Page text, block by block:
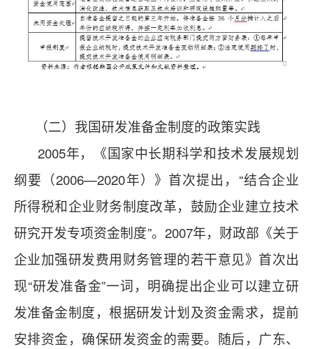
（二）我国研发准备金制度的政策实践
2005年，《国家中长期科学和技术发展规划
纲要（2006—2020年）》首次提出，“结合企业
所得税和企业财务制度改革，鼓励企业建立技术
研究开发专项资金制度”。2007年，财政部《关于
企业加强研发费用财务管理的若干意见》首次出
现“研发准备金”一词，明确提出企业可以建立研
发准备金制度，根据研发计划及资金需求，提前
安排资金，确保研发资金的需要。随后，广东、